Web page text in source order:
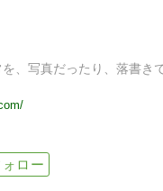
、写真だったり、落書